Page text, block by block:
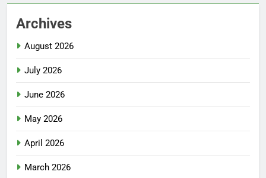
Archives
August 2026
July 2026
June 2026
May 2026
April 2026
March 2026